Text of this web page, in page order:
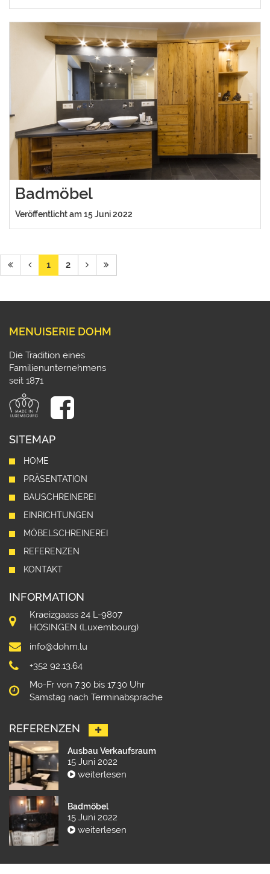
Badmöbel
Veröffentlicht am 15 Juni 2022
1 2
MENUISERIE DOHM
Die Tradition eines
Familienunternehmens
seit 1871
SITEMAP
HOME
PRÄSENTATION
BAUSCHREINEREI
EINRICHTUNGEN
MÖBELSCHREINEREI
REFERENZEN
KONTAKT
INFORMATION
Kraeizgaass 24 L-9807
HOSINGEN (Luxembourg)
info@dohm.lu
+352 92.13.64
Mo-Fr von 7.30 bis 17.30 Uhr
Samstag nach Terminabsprache
REFERENZEN
Ausbau Verkaufsraum
15 Juni 2022
weiterlesen
Badmöbel
15 Juni 2022
weiterlesen